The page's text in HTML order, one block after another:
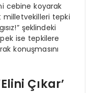
cebine koyarak
tepki
şeklindeki
ise tepkilere
konuşmasını
Çıkar’